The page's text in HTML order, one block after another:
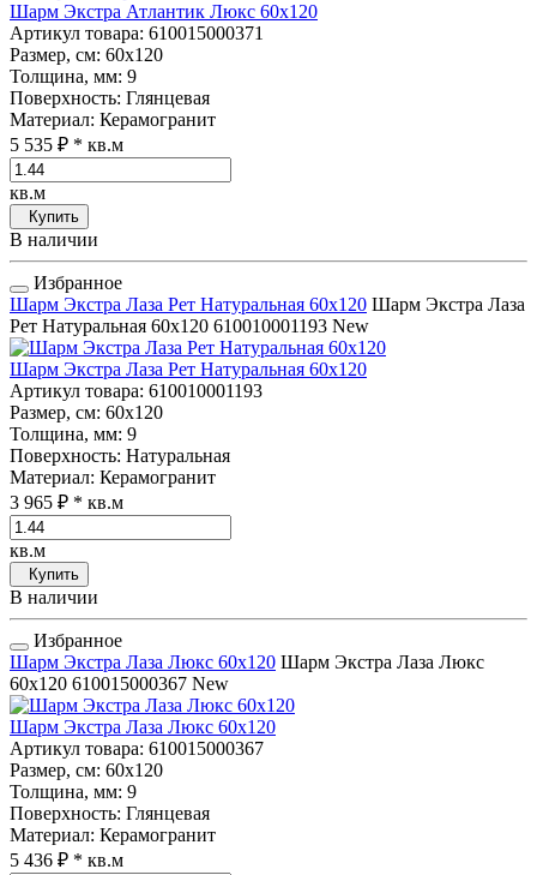
Шарм Экстра Атлантик Люкс 60x120
Артикул товара: 610015000371
Размер, см: 60x120
Толщина, мм: 9
Поверхность: Глянцевая
Материал: Керамогранит
5 535 ₽ * кв.м
кв.м
Купить
В наличии
Избранное
Шарм Экстра Лаза Рет Натуральная 60x120 Шарм Экстра Лаза
Рет Натуральная 60x120 610010001193 New
Шарм Экстра Лаза Рет Натуральная 60x120
Артикул товара: 610010001193
Размер, см: 60x120
Толщина, мм: 9
Поверхность: Натуральная
Материал: Керамогранит
3 965 ₽ * кв.м
кв.м
Купить
В наличии
Избранное
Шарм Экстра Лаза Люкс 60x120 Шарм Экстра Лаза Люкс
60x120 610015000367 New
Шарм Экстра Лаза Люкс 60x120
Артикул товара: 610015000367
Размер, см: 60x120
Толщина, мм: 9
Поверхность: Глянцевая
Материал: Керамогранит
5 436 ₽ * кв.м